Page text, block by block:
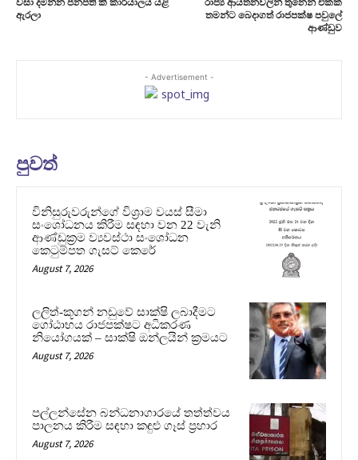
වසා දමන්න ජනපති කී කාර්යාලය යළි
ඇරලා
රාජ්‍ය ආයතනවලින් තුනෙන් එකක්
තමන්ට බෙදාගත් රාජපක්ෂ පවුලේ
ආණ්ඩුව
- Advertisement -
පුවත්
විනිසුරුවරුන්ගේ විශ්‍රාම වයස් සීමා
සංශෝධනය කිරීම සඳහා වන 22 වැනි
ආණ්ඩුක්‍රම ව්‍යවස්ථා සංශෝධන
කෙටුම්පත ගැසට් කෙරේ
August 7, 2026
ලලිත්-කූගන් නඩුවේ සාක්ෂි ලබාදීමට
ගෝඨාභය රාජපක්ෂට අධිකරණ
නියෝගයක් – සාක්ෂි ඔන්ලයින් ක්‍රමයට
August 7, 2026
පල්ලන්සේන බන්ධනාගාරයේ තත්ත්වය
පාලනය කිරීම සඳහා කඳුළු ගෑස් ප්‍රහාර
August 7, 2026